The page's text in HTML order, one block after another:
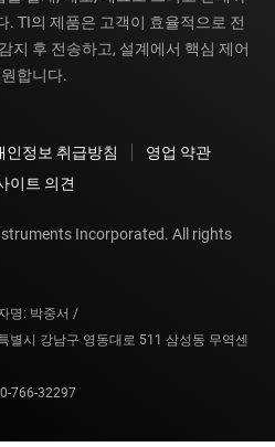
. TI의 제품은 고객이 효율적으로 전
지 후 전송하고, 설계에서 핵심 제어
합니다.
인정보 취급방침
영업 약관
이트 의견
Incorporated. All rights
명: 박중서 /
별시 강남구 영동대로 511 삼성동 무역센
766-32297